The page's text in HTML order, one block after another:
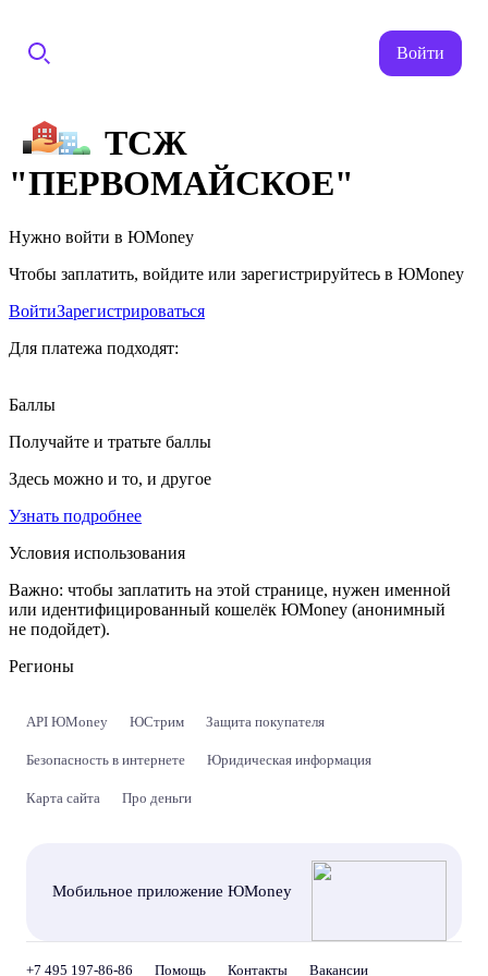
Войти
ТСЖ
"ПЕРВОМАЙСКОЕ"
Нужно войти в ЮMoney
Чтобы заплатить, войдите или зарегистрируйтесь в ЮMoney
ВойтиЗарегистрироваться
Для платежа подходят:
Баллы
Получайте и тратьте баллы
Здесь можно и то, и другое
Узнать подробнее
Условия использования
Важно: чтобы заплатить на этой странице, нужен именной
или идентифицированный кошелёк ЮMoney (анонимный
не подойдет).
Регионы
API ЮMoney ЮСтрим Защита покупателя
Безопасность в интернете Юридическая информация
Карта сайта Про деньги
Мобильное приложение ЮMoney
+7 495 197-86-86 Помощь Контакты Вакансии